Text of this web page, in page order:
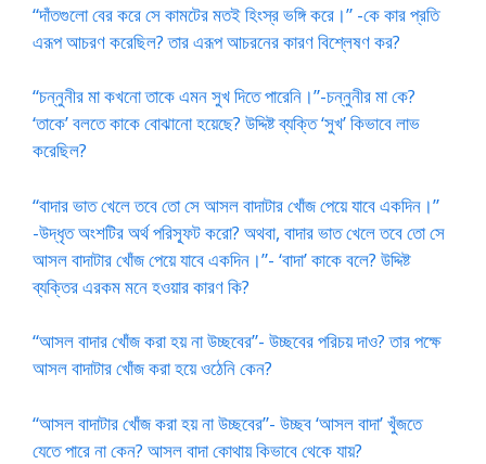
“দাঁতগুলো বের করে সে কামটের মতই হিংস্র ভঙ্গি করে।” -কে কার প্রতি
এরূপ আচরণ করেছিল? তার এরূপ আচরনের কারণ বিশ্লেষণ কর?
“চন্নুনীর মা কখনো তাকে এমন সুখ দিতে পারেনি।”-চন্নুনীর মা কে?
‘তাকে’ বলতে কাকে বোঝানো হয়েছে? উদ্দিষ্ট ব্যক্তি ‘সুখ’ কিভাবে লাভ
করেছিল?
“বাদার ভাত খেলে তবে তো সে আসল বাদাটার খোঁজ পেয়ে যাবে একদিন।”
-উদ্ধৃত অংশটির অর্থ পরিস্ফূট করো? অথবা, বাদার ভাত খেলে তবে তো সে
আসল বাদাটার খোঁজ পেয়ে যাবে একদিন।”- ‘বাদা’ কাকে বলে? উদ্দিষ্ট
ব্যক্তির এরকম মনে হওয়ার কারণ কি?
“আসল বাদার খোঁজ করা হয় না উচ্ছবের”- উচ্ছবের পরিচয় দাও? তার পক্ষে
আসল বাদাটার খোঁজ করা হয়ে ওঠেনি কেন?
“আসল বাদাটার খোঁজ করা হয় না উচ্ছবের”- উচ্ছব ‘আসল বাদা’ খুঁজতে
যেতে পারে না কেন? আসল বাদা কোথায় কিভাবে থেকে যায়?